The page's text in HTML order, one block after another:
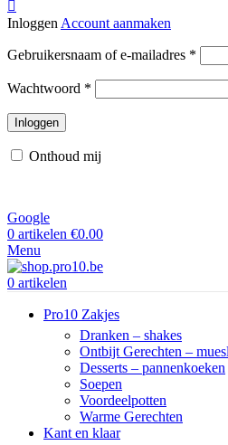
Inloggen Account aanmaken
Gebruikersnaam of e-mailadres *
Wachtwoord *
Inloggen
Onthoud mij
Google
0 artikelen €0.00
Menu
0 artikelen
Pro10 Zakjes
Dranken – shakes
Ontbijt Gerechten –
Desserts – pannenkoeken
Soepen
Voordeelpotten
Warme Gerechten
Kant en klaar